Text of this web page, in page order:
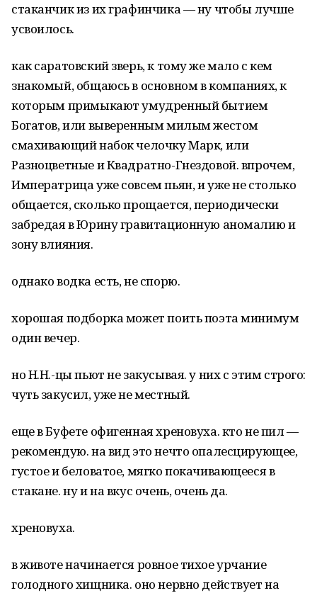
стаканчик из их графинчика — ну чтобы лучше
усвоилось.
как саратовский зверь, к тому же мало с кем
знакомый, общаюсь в основном в компаниях, к
которым примыкают умудренный бытием
Богатов, или выверенным милым жестом
смахивающий набок челочку Марк, или
Разноцветные и Квадратно-Гнездовой. впрочем,
Императрица уже совсем пьян, и уже не столько
общается, сколько прощается, периодически
забредая в Юрину гравитационную аномалию и
зону влияния.
однако водка есть, не спорю.
хорошая подборка может поить поэта минимум
один вечер.
но Н.Н.-цы пьют не закусывая. у них с этим строго:
чуть закусил, уже не местный.
еще в Буфете офигенная хреновуха. кто не пил —
рекомендую. на вид это нечто опалесцирующее,
густое и беловатое, мягко покачивающееся в
стакане. ну и на вкус очень, очень да.
хреновуха.
в животе начинается ровное тихое урчание
голодного хищника. оно нервно действует на